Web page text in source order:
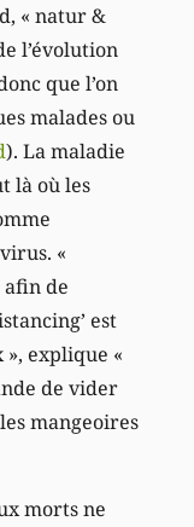
« natur &
l’évolution
que l’on
malades ou
). La maladie
là où les
«
afin de
est
», explique «
de vider
mangeoires
morts ne